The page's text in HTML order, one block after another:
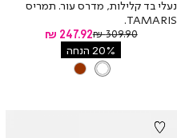
נעלי בד קלילות, מדרס עור. תמריס
TAMARIS.
מחיר
מוצר
247.92 ₪
מחיר
309.90 ₪
20% הנחה
צבע
LEOPARD
BROWN